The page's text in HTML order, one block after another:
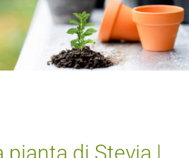
pianta di Stevia |